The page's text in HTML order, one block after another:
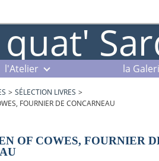
l'Atelier la
> SÉLECTION LIVRES >
FOURNIER DE CONCARNEAU
OF COWES, FOURNIER